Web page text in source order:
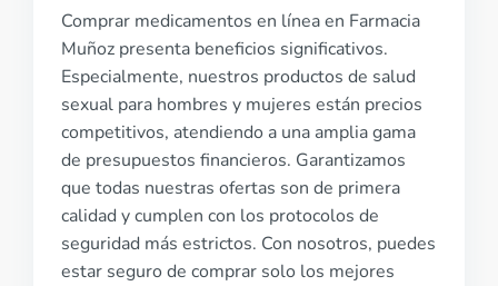
Comprar medicamentos en línea en Farmacia
Muñoz presenta beneficios significativos.
Especialmente, nuestros productos de salud
sexual para hombres y mujeres están precios
competitivos, atendiendo a una amplia gama
de presupuestos financieros. Garantizamos
que todas nuestras ofertas son de primera
calidad y cumplen con los protocolos de
seguridad más estrictos. Con nosotros, puedes
estar seguro de comprar solo los mejores